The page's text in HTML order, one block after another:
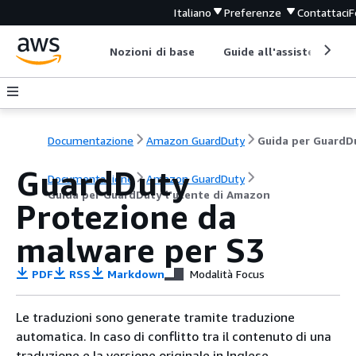
Italiano Preferenze Contattaci
Nozioni di base Guide all'assistenza
Documentazione Amazon GuardDuty
Documentazione
Amazon GuardDuty
Guida per GuardDuty l'utente di Amazon
GuardDuty
Protezione da
malware per S3
PDF RSS Markdown Modalità Focus
Le traduzioni sono generate tramite traduzione
automatica. In caso di conflitto tra il contenuto di una